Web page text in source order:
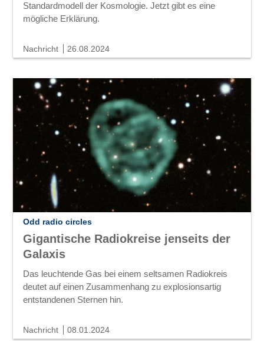
Standardmodell der Kosmologie. Jetzt gibt es eine
mögliche Erklärung.
Nachricht 26.08.2024
Odd radio circles
Gigantische Radiokreise jenseits der
Galaxis
Das leuchtende Gas bei einem seltsamen Radiokreis
deutet auf einen Zusammenhang zu explosionsartig
entstandenen Sternen hin.
Nachricht 08.01.2024